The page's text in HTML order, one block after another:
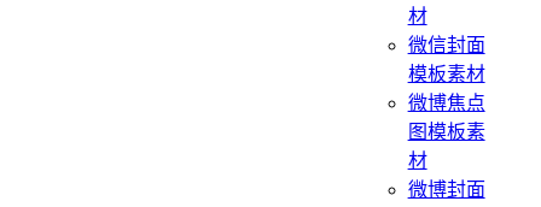
材
微信封面
模板素材
微博焦点
图模板素
材
微博封面